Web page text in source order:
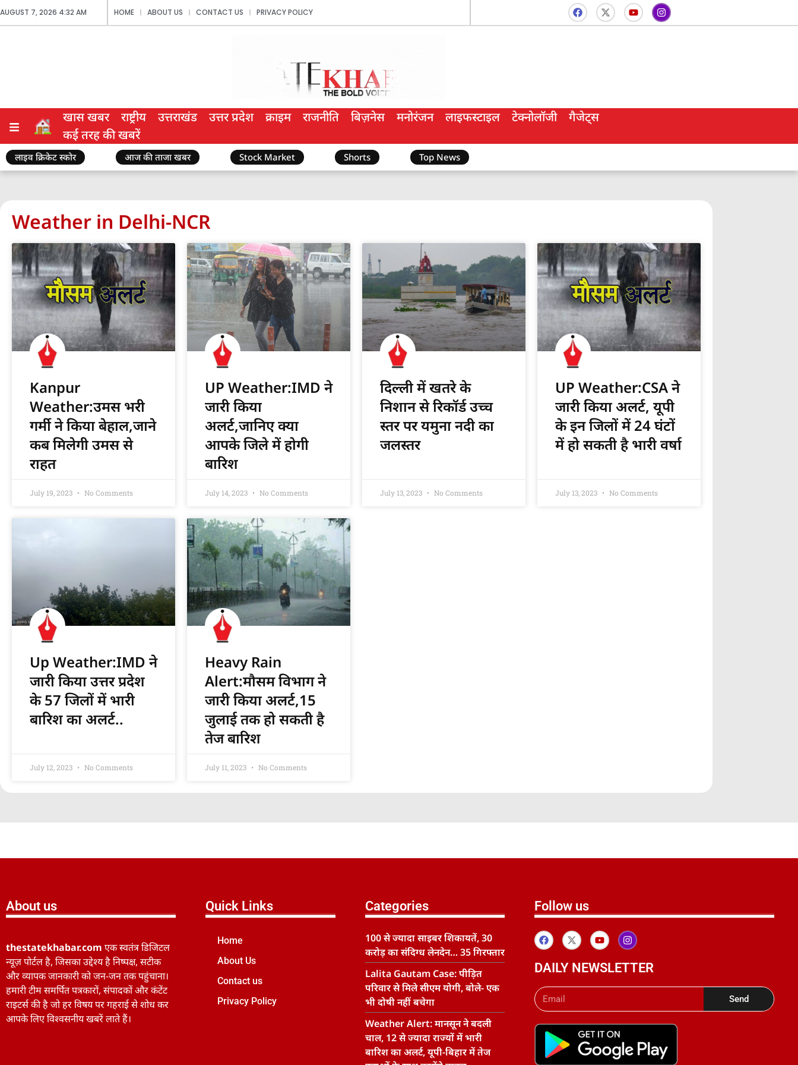
AUGUST 7, 2026 4:32 AM HOME ABOUT US CONTACT US PRIVACY POLICY
खास खबर राष्ट्रीय उत्तराखंड उत्तर प्रदेश क्राइम राजनीति बिज़नेस मनोरंजन लाइफस्टाइल टेक्नोलॉजी
गैजेट्स
कई तरह की खबरें
लाइव क्रिकेट स्कोर आज की ताजा खबर Stock Market Shorts Top News
Weather in Delhi-NCR
Kanpur
Weather:उमस भरी
गर्मी ने किया बेहाल,जाने
कब मिलेगी उमस से
राहत
July 19, 2023 No Comments
UP Weather:IMD ने
जारी किया
अलर्ट,जानिए क्या
आपके जिले में होगी
बारिश
July 14, 2023 No Comments
दिल्ली में खतरे के
निशान से रिकॉर्ड उच्च
स्तर पर यमुना नदी का
जलस्तर
July 13, 2023 No Comments
UP Weather:CSA ने
जारी किया अलर्ट, यूपी
के इन जिलों में 24 घंटों
में हो सकती है भारी वर्षा
July 13, 2023 No Comments
Up Weather:IMD ने
जारी किया उत्तर प्रदेश
के 57 जिलों में भारी
बारिश का अलर्ट..
July 12, 2023 No Comments
Heavy Rain
Alert:मौसम विभाग ने
जारी किया अलर्ट,15
जुलाई तक हो सकती है
तेज बारिश
July 11, 2023 No Comments
About us
thestatekhabar.com एक स्वतंत्र डिजिटल
न्यूज़ पोर्टल है, जिसका उद्देश्य है निष्पक्ष, सटीक
और व्यापक जानकारी को जन-जन तक पहुंचाना।
हमारी टीम समर्पित पत्रकारों, संपादकों और कंटेंट
राइटर्स की है जो हर विषय पर गहराई से शोध कर
आपके लिए विश्वसनीय खबरें लाते हैं।
Quick Links
Home
About Us
Contact us
Privacy Policy
Categories
100 से ज्यादा साइबर शिकायतें, 30
करोड़ का संदिग्ध लेनदेन… 35 गिरफ्तार
Lalita Gautam Case: पीड़ित
परिवार से मिले सीएम योगी, बोले- एक
भी दोषी नहीं बचेगा
Weather Alert: मानसून ने बदली
चाल, 12 से ज्यादा राज्यों में भारी
बारिश का अलर्ट, यूपी-बिहार में तेज
Follow us
DAILY NEWSLETTER
Send